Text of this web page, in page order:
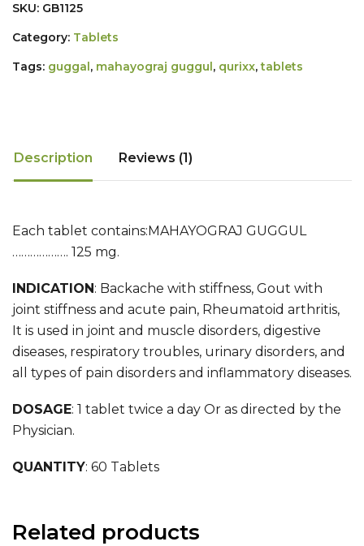
SKU: GB1125
Category: Tablets
Tags: guggal, mahayograj guggul, qurixx,tablets
Description Reviews (1)
Each tablet contains:MAHAYOGRAJ GUGGUL
………………. 125 mg.
INDICATION: Backache with stiffness, Gout with
joint stiffness and acute pain, Rheumatoid arthritis,
It is used in joint and muscle disorders, digestive
diseases, respiratory troubles, urinary disorders, and
all types of pain disorders and inflammatory diseases.
DOSAGE: 1 tablet twice a day Or as directed by the
Physician.
QUANTITY: 60 Tablets
Related products